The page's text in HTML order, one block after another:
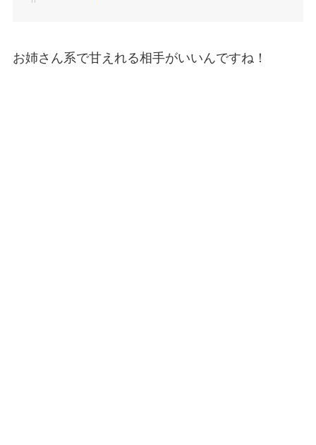
お姉さん系で甘えれる相手がいいんですね！